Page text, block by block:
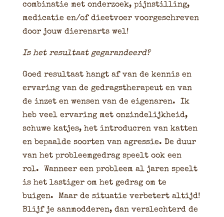
combinatie met onderzoek, pijnstilling,
medicatie en/of dieetvoer voorgeschreven
door jouw dierenarts wel!
Is het resultaat gegarandeerd?
Goed resultaat hangt af van de kennis en
ervaring van de gedragstherapeut en van
de inzet en wensen van de eigenaren. Ik
heb veel ervaring met onzindelijkheid,
schuwe katjes, het introducren van katten
en bepaalde soorten van agressie. De duur
van het probleemgedrag speelt ook een
rol. Wanneer een probleem al jaren speelt
is het lastiger om het gedrag om te
buigen. Maar de situatie verbetert altijd!
Blijf je aanmodderen, dan verslechterd de